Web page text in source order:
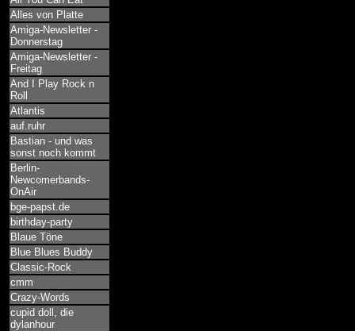
Alles von Platte
Amiga-Newsletter -
Donnerstag
Amiga-Newsletter -
Freitag
And I Play Rock n
Roll
Atlantis
auf.ruhr
Bastian - und was
sonst noch kommt
Berlin-
Newcomerbands-
OnAir
bge-papst.de
birthday-party
Blaue Töne
Blue Blues Buddy
Classic-Rock
cmm
Crazy-Words
cupid doll, die
dylanhour